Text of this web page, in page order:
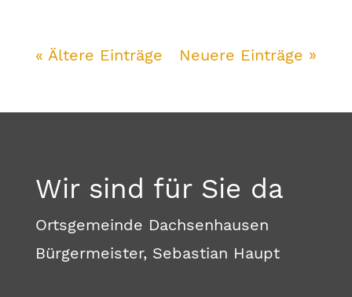
« Ältere Einträge Neuere Einträge »
Wir sind für Sie da
Ortsgemeinde Dachsenhausen
Bürgermeister, Sebastian Haupt